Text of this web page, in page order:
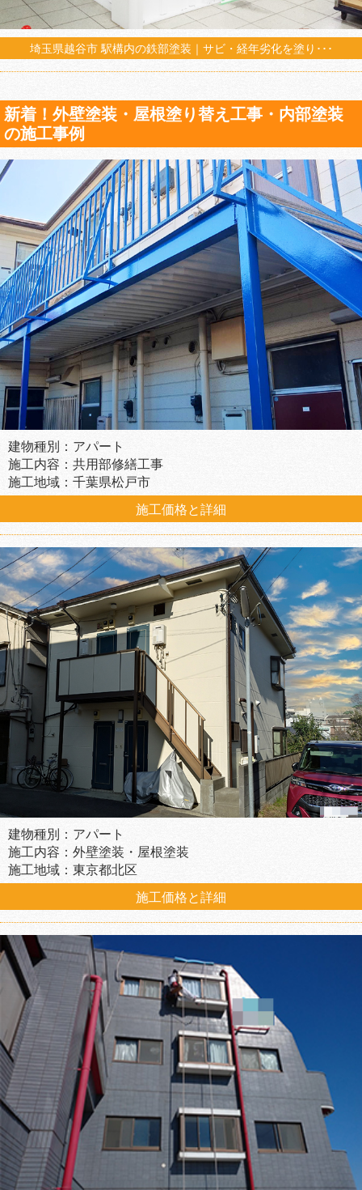
埼玉県越谷市 駅構内の鉄部塗装｜サビ・経年劣化を塗り･･･
新着！外壁塗装・屋根塗り替え工事・内部塗装
の施工事例
建物種別：アパート
施工内容：共用部修繕工事
施工地域：千葉県松戸市
施工価格と詳細
建物種別：アパート
施工内容：外壁塗装・屋根塗装
施工地域：東京都北区
施工価格と詳細